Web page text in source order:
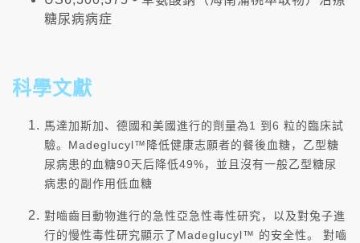
糖尿病病症
科學文獻
馬達加斯加、德國和美國進行的劑量為1 到6 粒的臨床試
驗。Madeglucyl™降低健康志願者的餐後血糖，乙型糖
尿病患的血糖90天后降低49%，並且沒有一般乙型糖尿
病患的副作用低血糖
對嚙齒目動物進行的急性亞急性毒性研究，以及對兔子進
行的慢性毒性研究顯示了Madeglucyl™ 的安全性。 對嚙